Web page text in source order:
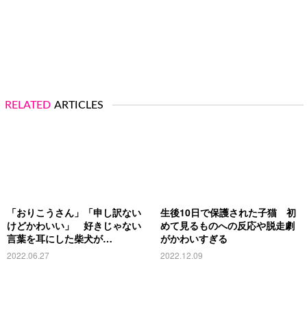
RELATED ARTICLES
「おりこうさん」「申し訳ない
けどかわいい」 好きじゃない
言葉を耳にした柴犬が…
2022.06.27
生後10日で保護された子猫 初
めて見るものへの反応や脱走劇
がかわいすぎる
2022.12.09